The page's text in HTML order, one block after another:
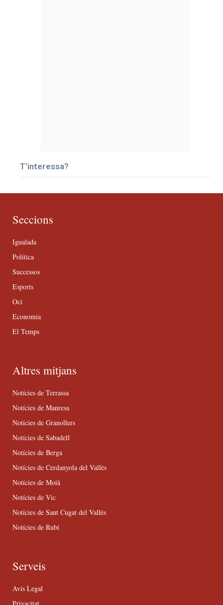
T’interessa?
Seccions
Igualada
Política
Successos
Esports
Oci
Economia
El Temps
Altres mitjans
Notícies de Terrassa
Notícies de Manresa
Notícies de Granollers
Notícies de Sabadell
Notícies de Berga
Notícies de Cerdanyola del Vallès
Notícies de Moià
Notícies de Vic
Notícies de Sant Cugat del Vallès
Notícies de Rubí
Serveis
Avís Legal